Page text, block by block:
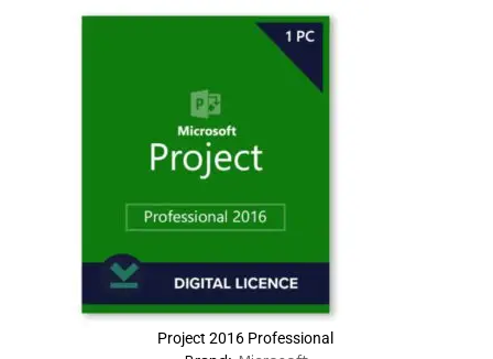
Project 2016 Professional